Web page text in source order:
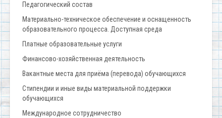
Педагогический состав
Материально-техническое обеспечение и оснащенность
образовательного процесса. Доступная среда
Платные образовательные услуги
Финансово-хозяйственная деятельность
Вакантные места для приёма (перевода) обучающихся
Стипендии и иные виды материальной поддержки
обучающихся
Международное сотрудничество